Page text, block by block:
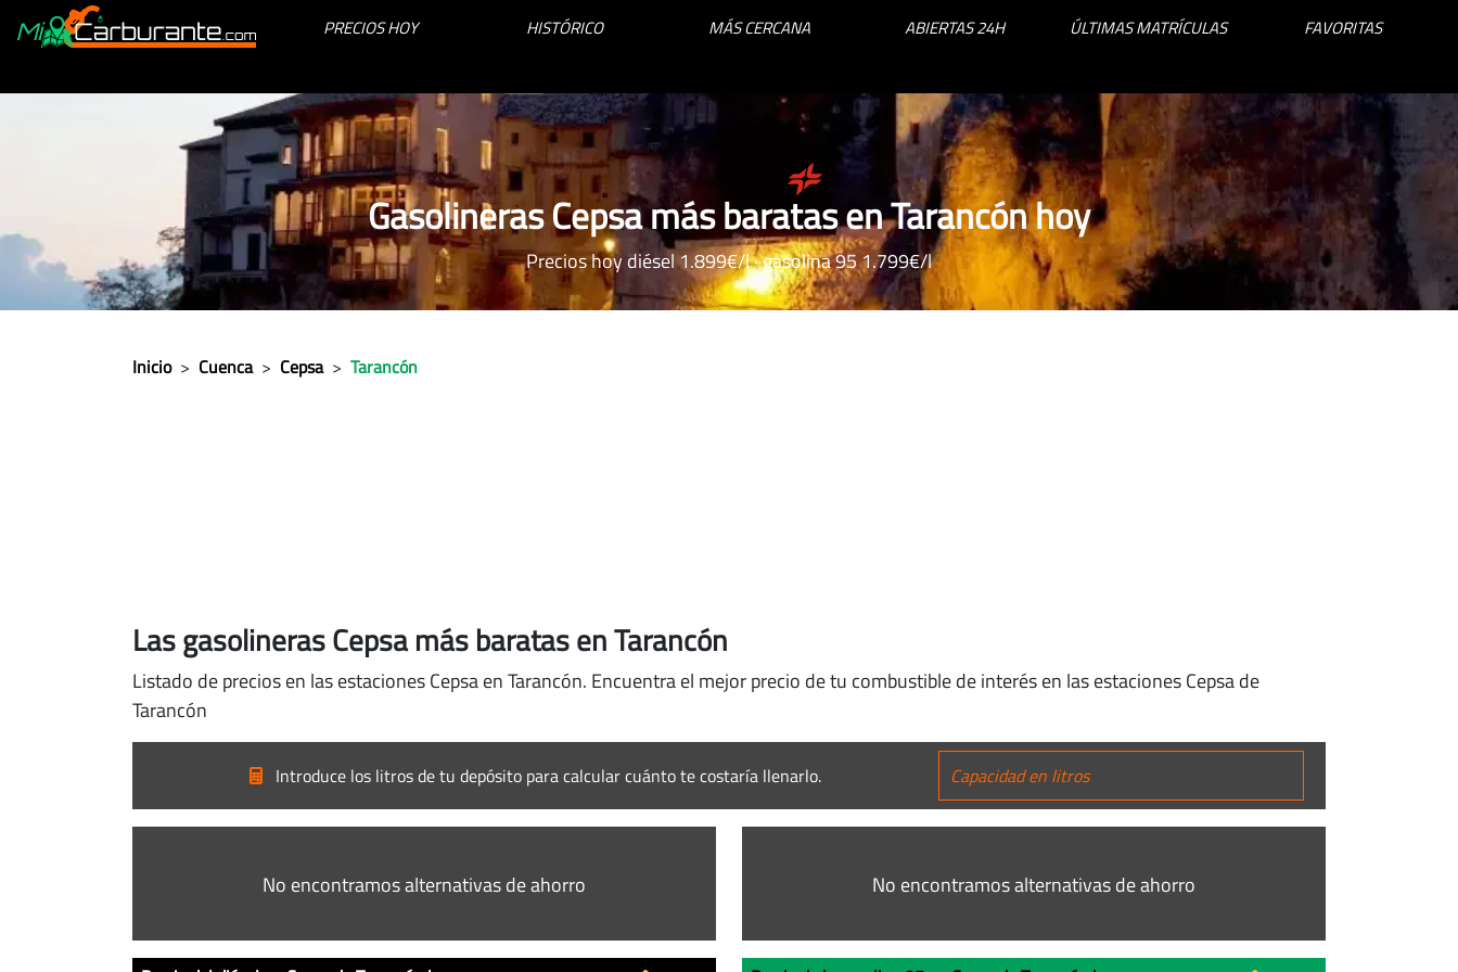
PRECIOS HOY HISTÓRICO MÁS CERCANA ABIERTAS 24H ÚLTIMAS MATRÍCULAS FAVORITAS
Gasolineras Cepsa más baratas en Tarancón hoy
Precios hoy diésel 1.899€/l · gasolina 95 1.799€/l
Inicio > Cuenca > Cepsa > Tarancón
Las gasolineras Cepsa más baratas en Tarancón
Listado de precios en las estaciones Cepsa en Tarancón. Encuentra el mejor precio de tu combustible de interés en las estaciones Cepsa de
Tarancón
Introduce los litros de tu depósito para calcular cuánto te costaría llenarlo.
No encontramos alternativas de ahorro No encontramos alternativas de ahorro